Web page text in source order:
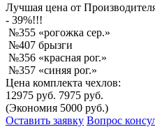
Лучшая цена от
- 39%!!!
№355 «рогожка сер.»
№407 брызги
№356 «красная рог.»
№357 «синяя рог.»
Цена комплекта чехлов:
12975 руб. 7975 руб.
(Экономия 5000 руб.)
Оставить заявку Вопрос